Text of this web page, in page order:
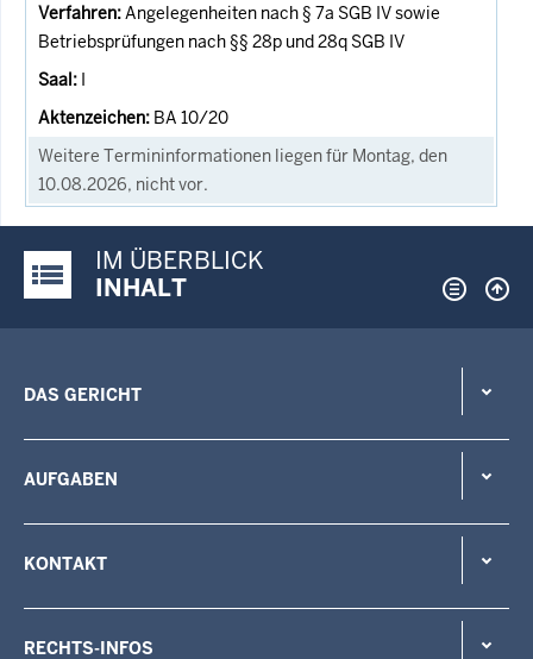
Angelegenheiten nach § 7a SGB IV sowie
Betriebsprüfungen nach §§ 28p und 28q SGB IV
I
BA 10/20
Weitere Termininformationen liegen für Montag, den
10.08.2026, nicht vor.
Justiz-Portal im Überblick:
IM ÜBERBLICK
INHALT
DAS GERICHT
AUFGABEN
KONTAKT
RECHTS-INFOS